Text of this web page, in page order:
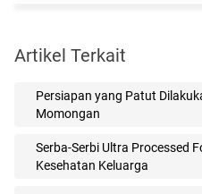
Artikel Terkait
Persiapan yang Patut
Momongan
Serba-Serbi Ultra Processed
Kesehatan Keluarga